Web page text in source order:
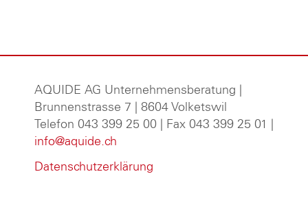
AQUIDE AG Unternehmensberatung
Brunnenstrasse 7 | 8604 Volketswil
Telefon 043 399 25 00 | Fax 043 399 25 01 |
info@aquide.ch
Datenschutzerklärung